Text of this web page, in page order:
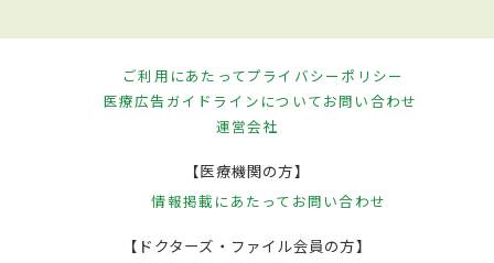
ご利用にあたってプライバシーポリシー
医療広告ガイドラインについてお問い合わせ
運営会社
【医療機関の方】
情報掲載にあたって お問い合わせ
【ドクターズ・ファイル会員の方】